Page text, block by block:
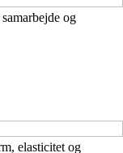
og
elasticitet og